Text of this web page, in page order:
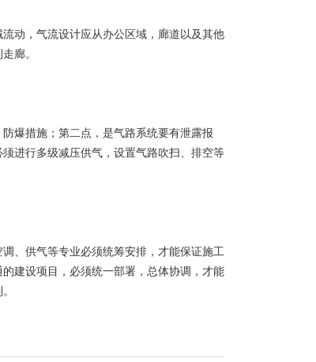
动，气流设计应从办公区域，廊道以及其他
廊。
爆措施；第二点，是气路系统要有泄露报
进行多级减压供气，设置气路吹扫、排空等
、供气等专业必须统筹安排，才能保证施工
建设项目，必须统一部署，总体协调，才能